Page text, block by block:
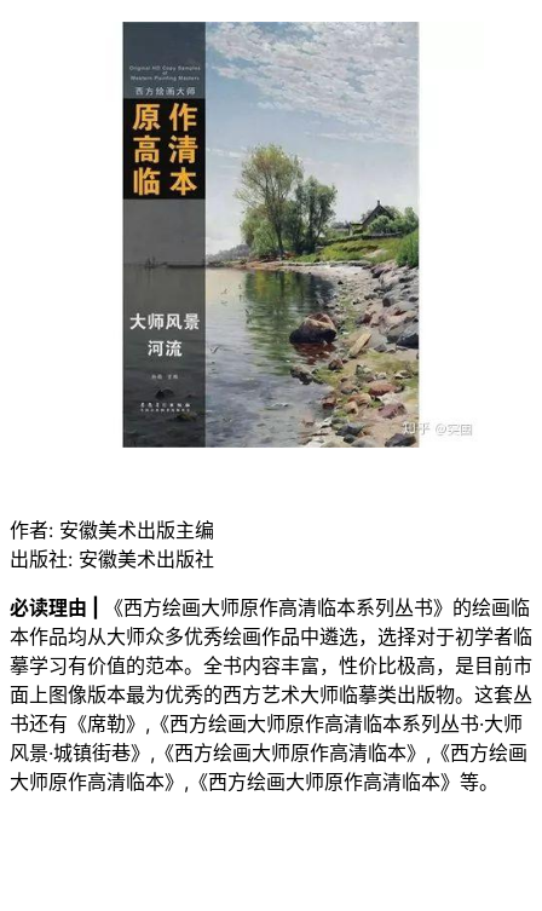
作者: 安徽美术出版主编
出版社: 安徽美术出版社
必读理由 |
《西方绘画大师原作高清临本系列丛书》的绘画临
本作品均从大师众多优秀绘画作品中遴选，选择对于初学者临
摹学习有价值的范本。全书内容丰富，性价比极高，是目前市
面上图像版本最为优秀的西方艺术大师临摹类出版物。这套丛
书还有《席勒》,《西方绘画大师原作高清临本系列丛书·大师
风景·城镇街巷》,《西方绘画大师原作高清临本》,《西方绘画
大师原作高清临本》,《西方绘画大师原作高清临本》等。